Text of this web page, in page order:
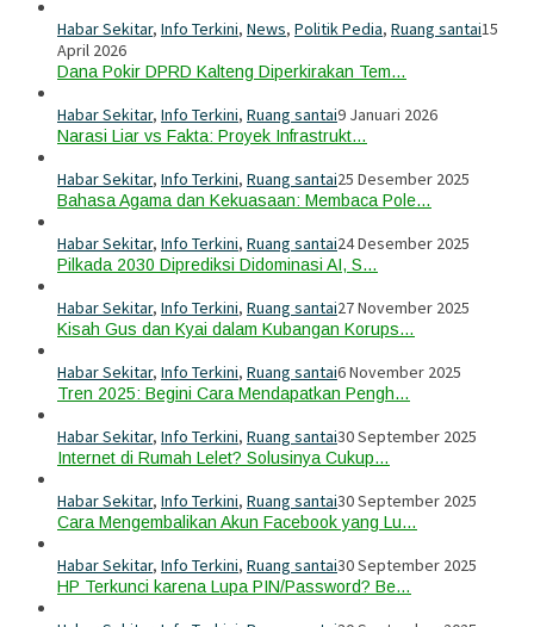
Habar Sekitar, Info Terkini, News, Politik Pedia, Ruang santai15
April 2026
Dana Pokir DPRD Kalteng Diperkirakan Tem…
Habar Sekitar, Info Terkini, Ruang santai9 Januari 2026
Narasi Liar vs Fakta: Proyek Infrastrukt…
Habar Sekitar, Info Terkini, Ruang santai25 Desember 2025
Bahasa Agama dan Kekuasaan: Membaca Pole…
Habar Sekitar, Info Terkini, Ruang santai24 Desember 2025
Pilkada 2030 Diprediksi Didominasi AI, S…
Habar Sekitar, Info Terkini, Ruang santai27 November 2025
Kisah Gus dan Kyai dalam Kubangan Korups…
Habar Sekitar, Info Terkini, Ruang santai6 November 2025
Tren 2025: Begini Cara Mendapatkan Pengh…
Habar Sekitar, Info Terkini, Ruang santai30 September 2025
Internet di Rumah Lelet? Solusinya Cukup…
Habar Sekitar, Info Terkini, Ruang santai30 September 2025
Cara Mengembalikan Akun Facebook yang Lu…
Habar Sekitar, Info Terkini, Ruang santai30 September 2025
HP Terkunci karena Lupa PIN/Password? Be…